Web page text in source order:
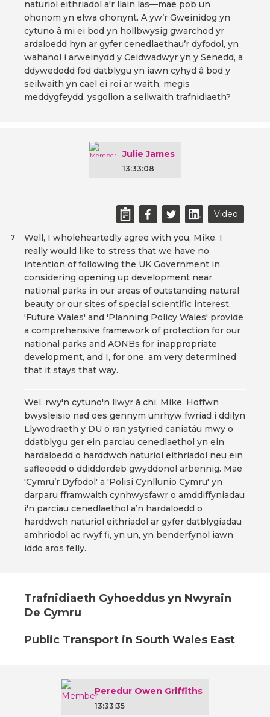
naturiol eithriadol a'r llain las—mae pob un
ohonom yn elwa ohonynt. A yw’r Gweinidog yn
cytuno â mi ei bod yn hollbwysig gwarchod yr
ardaloedd hyn ar gyfer cenedlaethau’r dyfodol, yn
wahanol i arweinydd y Ceidwadwyr yn y Senedd, a
ddywedodd fod datblygu yn iawn cyhyd â bod y
seilwaith yn cael ei roi ar waith, megis
meddygfeydd, ysgolion a seilwaith trafnidiaeth?
Julie James
13:33:08
Video
Well, I wholeheartedly agree with you, Mike. I
really would like to stress that we have no
intention of following the UK Government in
considering opening up development near
national parks in our areas of outstanding natural
beauty or our sites of special scientific interest.
'Future Wales' and 'Planning Policy Wales' provide
a comprehensive framework of protection for our
national parks and AONBs for inappropriate
development, and I, for one, am very determined
that it stays that way.
7
Wel, rwy'n cytuno'n llwyr â chi, Mike. Hoffwn
bwysleisio nad oes gennym unrhyw fwriad i ddilyn
Llywodraeth y DU o ran ystyried caniatáu mwy o
ddatblygu ger ein parciau cenedlaethol yn ein
hardaloedd o harddwch naturiol eithriadol neu ein
safleoedd o ddiddordeb gwyddonol arbennig. Mae
'Cymru’r Dyfodol' a 'Polisi Cynllunio Cymru' yn
darparu fframwaith cynhwysfawr o amddiffyniadau
i'n parciau cenedlaethol a’n hardaloedd o
harddwch naturiol eithriadol ar gyfer datblygiadau
amhriodol ac rwyf fi, yn un, yn benderfynol iawn
iddo aros felly.
Trafnidiaeth Gyhoeddus yn Nwyrain
De Cymru
Public Transport in South Wales East
Peredur Owen Griffiths
13:33:35